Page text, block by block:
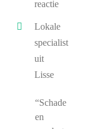
reactie
Lokale
specialist
uit
Lisse
“Schade
en